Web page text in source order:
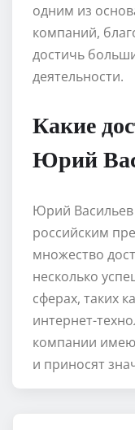
одним из
компаний,
достичь
деятельности.
Какие
Юрий
Юрий Васильев
российским
множество
несколько
сферах, таких
интернет-
компании
и приносят